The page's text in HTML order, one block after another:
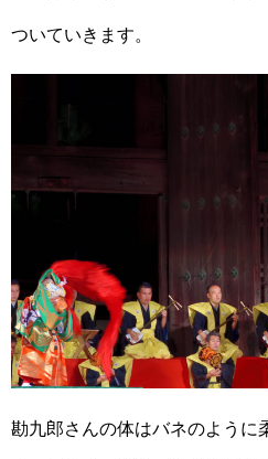
ついていきます。
勘九郎さんの体はバネのように